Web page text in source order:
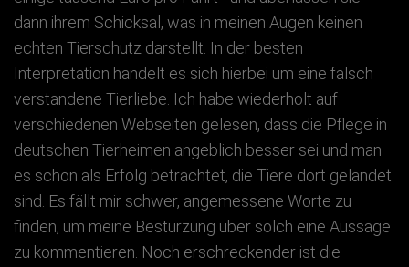
dann ihrem Schicksal, was in meinen Augen keinen
echten Tierschutz darstellt. In der besten
Interpretation handelt es sich hierbei um eine falsch
verstandene Tierliebe. Ich habe wiederholt auf
verschiedenen Webseiten gelesen, dass die Pflege in
deutschen Tierheimen angeblich besser sei und man
es schon als Erfolg betrachtet, die Tiere dort gelandet
sind. Es fällt mir schwer, angemessene Worte zu
finden, um meine Bestürzung über solch eine Aussage
zu kommentieren. Noch erschreckender ist die